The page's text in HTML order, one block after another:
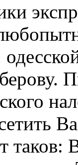
таков: